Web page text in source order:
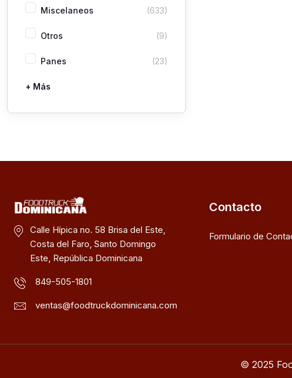
Miscelaneos (633)
Otros (9)
Panes (23)
Pastas
Picaderas
Sazones y Salsas
Vegetales
+ Más
Calle Hípica no. 58 Brisa del Este,
Costa del Faro, Santo Domingo
Este, República Dominicana
849-505-1801
ventas@foodtruckdominicana.com
Contacto
Formulario de
© 2025